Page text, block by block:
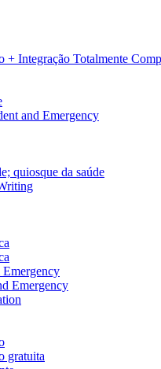
+ Integração Totalmente
and Emergency
quiosque da saúde
Emergency
gratuita